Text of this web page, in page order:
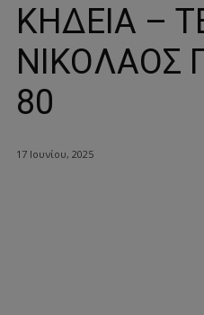
ΚΗΔΕΙΑ –
ΝΙΚΟΛΑΟΣ
80
17 Ιουνίου, 2025